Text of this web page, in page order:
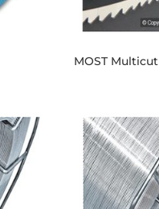
MOST Multicut